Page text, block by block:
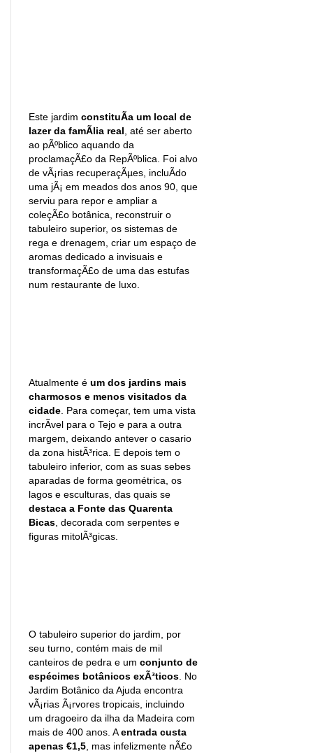
Este jardim constituÃ­a um local de
lazer da famÃ­lia real , até ser aberto
ao pÃºblico aquando da
proclamaçÃ£o da RepÃºblica. Foi alvo
de vÃ¡rias recuperaçÃµes, incluÃ­do
uma jÃ¡ em meados dos anos 90, que
serviu para repor e ampliar a
coleçÃ£o botânica, reconstruir o
tabuleiro superior, os sistemas de
rega e drenagem, criar um espaço de
aromas dedicado a invisuais e
transformaçÃ£o de uma das estufas
num restaurante de luxo.
Atualmente é um dos jardins mais
charmosos e menos visitados da
cidade . Para começar, tem uma vista
incrÃ­vel para o Tejo e para a outra
margem, deixando antever o casario
da zona histÃ³rica. E depois tem o
tabuleiro inferior, com as suas sebes
aparadas de forma geométrica, os
lagos e esculturas, das quais se
destaca a Fonte das Quarenta
Bicas , decorada com serpentes e
figuras mitolÃ³gicas.
O tabuleiro superior do jardim, por
seu turno, contém mais de mil
canteiros de pedra e um conjunto de
espécimes botânicos exÃ³ticos . No
Jardim Botânico da Ajuda encontra
vÃ¡rias Ã¡rvores tropicais, incluindo
um dragoeiro da ilha da Madeira com
mais de 400 anos. Aentrada custa
apenas €1,5 , mas infelizmente nÃ£o